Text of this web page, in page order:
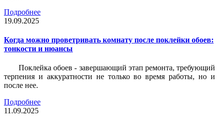
Подробнее
19.09.2025
Когда можно проветривать комнату после поклейки обоев:
тонкости и нюансы
Поклейка обоев - завершающий этап ремонта, требующий
терпения и аккуратности не только во время работы, но и
после нее.
Подробнее
11.09.2025